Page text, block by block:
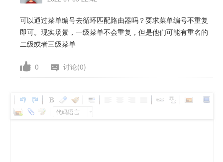
可以通过菜单编号去循环匹配路由器吗？要求菜单编号不重复
即可。现实场景，一级菜单不会重复，但是他们可能有重名的
二级或者三级菜单
0 讨论(0)
代码语言